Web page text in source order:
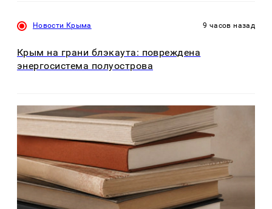
Новости Крыма 9 часов назад
Крым на грани блэкаута: повреждена
энергосистема полуострова